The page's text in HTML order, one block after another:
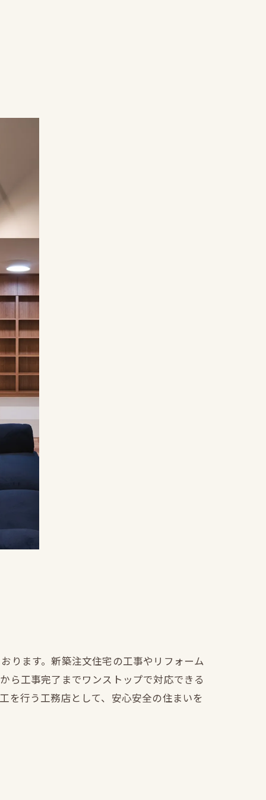
ります。新築注文住宅の工事やリフォーム
ら工事完了までワンストップで対応できる
を行う工務店として、安心安全の住まいを